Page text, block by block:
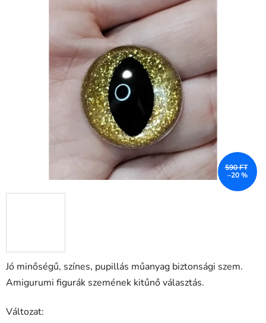
Jó minőségű, színes, pupillás műanyag biztonsági szem.
Amigurumi figurák szemének kitűnő választás.
Változat:
590 FT
–20 %